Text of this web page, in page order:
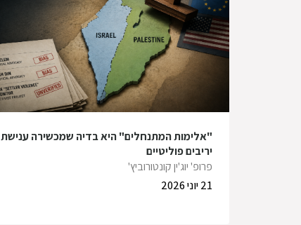
"אלימות המתנחלים" היא בדיה שמכשירה ענישת
יריבים פוליטיים
פרופ' יוג'ין קונטורוביץ'
21 יוני 2026